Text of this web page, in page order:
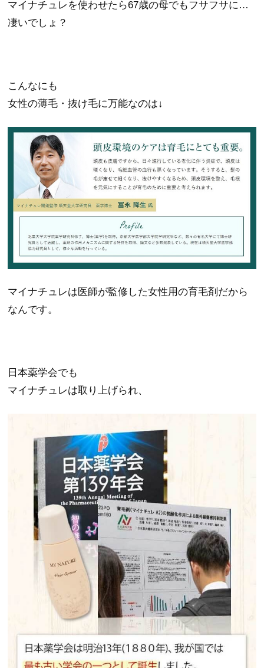
マイナチュレを使わせたら67歳の母でもフサフサに…
凄いでしょ？
こんなにも
女性の薄毛・抜け毛に万能なのは↓
マイナチュレは医師が監修した女性用の育毛剤だから
なんです。
日本薬学会でも
マイナチュレは取り上げられ、